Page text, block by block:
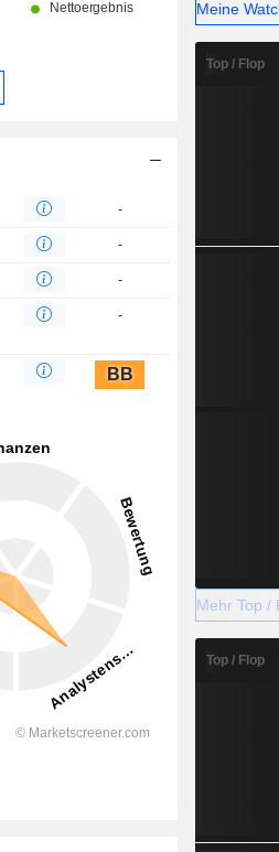
-
-
-
-
BB
Meine
Top / Flop
Mehr Top /
Top / Flop